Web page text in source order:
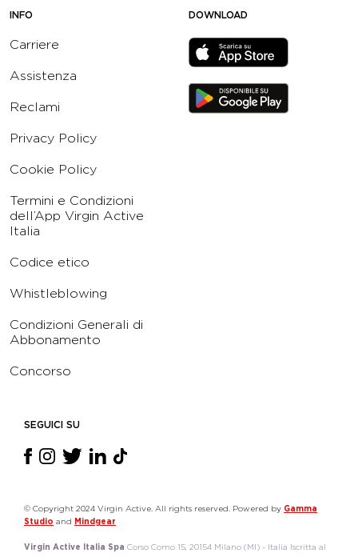
INFO
Carriere
Assistenza
Reclami
Privacy Policy
Cookie Policy
Termini e Condizioni
dell’App Virgin Active
Italia
Codice etico
Whistleblowing
Condizioni Generali di
Abbonamento
Concorso
DOWNLOAD
SEGUICI SU
© Copyright 2024 Virgin Active. All rights reserved. Powered by Gamma
Studio and Mindgear
Virgin Active Italia Spa Corso Como 15, 20154 Milano (MI) - Italia Iscritta al